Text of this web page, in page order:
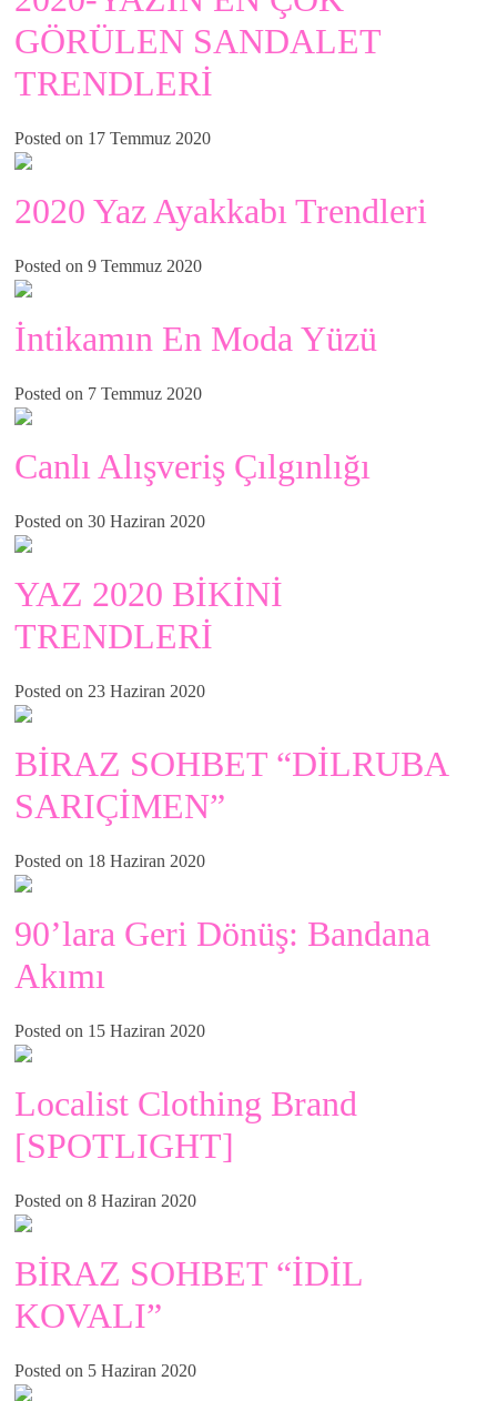
GÖRÜLEN SANDALET
TRENDLERİ
Posted on 17 Temmuz 2020
2020 Yaz Ayakkabı Trendleri
Posted on 9 Temmuz 2020
İntikamın En Moda Yüzü
Posted on 7 Temmuz 2020
Canlı Alışveriş Çılgınlığı
Posted on 30 Haziran 2020
YAZ 2020 BİKİNİ
TRENDLERİ
Posted on 23 Haziran 2020
BİRAZ SOHBET “DİLRUBA
SARIÇİMEN”
Posted on 18 Haziran 2020
90’lara Geri Dönüş: Bandana
Akımı
Posted on 15 Haziran 2020
Localist Clothing Brand
[SPOTLIGHT]
Posted on 8 Haziran 2020
BİRAZ SOHBET “İDİL
KOVALI”
Posted on 5 Haziran 2020